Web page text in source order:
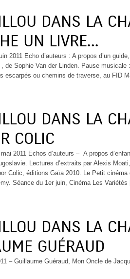
DANS LA
UN LIVRE…
2011 Echo d’auteurs : A propos d’un
de Sophie Van der Linden. Pause musicale
escarpés ou chemins de traverse, au FID
DANS LA
COLIC
2011 Echos d’auteurs – A propos
Lectures d’extraits par Alexis
Colic, éditions Gaïa 2010. Le Petit
Séance du 1er juin, Cinéma Les
DANS LA
GUÉRAUD
– Guillaume Guéraud, Mon Oncle de